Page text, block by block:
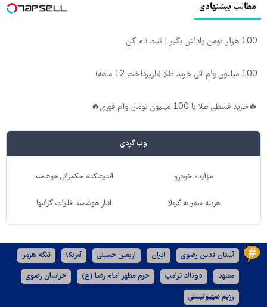
مطالب پیشنهادی
100 هزار تومن پاداش بگیر | ثبت نام کن
100 میلیون وام آنی خرید طلا (بازپرداخت 12 ماهه)
🔥خرید قسطی طلا با 100 میلیون تومان وام فوری🔥
وب گردی
مزایده خودرو اندیشکده حکمرانی هوشمند
هزینه سفر به کربلا انبار هوشمند فلزات گرانبها
آستان قدس رضوی ایران اربعین حسینی آمریکا تنگه هرمز
مشهد دونالد ترامپ حرم مطهر امام رضا (ع) خراسان رضوی
رژیم صهیونیستی